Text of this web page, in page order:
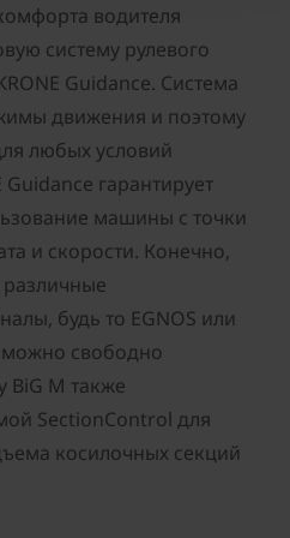
водителя
систему рулевого
Guidance. Система
движения и поэтому
любых условий
Guidance гарантирует
машины с точки
и скорости. Конечно,
будь то EGNOS или
можно свободно
BiG M также
SectionControl для
косилочных секций